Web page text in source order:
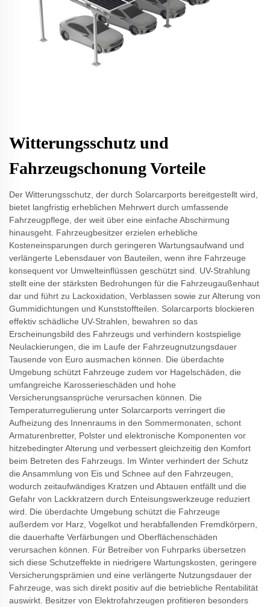
Witterungsschutz und
Fahrzeugschonung Vorteile
Der Witterungsschutz, der durch Solarcarports bereitgestellt wird,
bietet langfristig erheblichen Mehrwert durch umfassende
Fahrzeugpflege, der weit über eine einfache Abschirmung
hinausgeht. Fahrzeugbesitzer erzielen erhebliche
Kosteneinsparungen durch geringeren Wartungsaufwand und
verlängerte Lebensdauer von Bauteilen, wenn ihre Fahrzeuge
konsequent vor Umwelteinflüssen geschützt sind. UV-Strahlung
stellt eine der stärksten Bedrohungen für die Fahrzeugaußenhaut
dar und führt zu Lackoxidation, Verblassen sowie zur Alterung von
Gummidichtungen und Kunststoffteilen. Solarcarports blockieren
effektiv schädliche UV-Strahlen, bewahren so das
Erscheinungsbild des Fahrzeugs und verhindern kostspielige
Neulackierungen, die im Laufe der Fahrzeugnutzungsdauer
Tausende von Euro ausmachen können. Die überdachte
Umgebung schützt Fahrzeuge zudem vor Hagelschäden, die
umfangreiche Karosserieschäden und hohe
Versicherungsansprüche verursachen können. Die
Temperaturregulierung unter Solarcarports verringert die
Aufheizung des Innenraums in den Sommermonaten, schont
Armaturenbretter, Polster und elektronische Komponenten vor
hitzebedingter Alterung und verbessert gleichzeitig den Komfort
beim Betreten des Fahrzeugs. Im Winter verhindert der Schutz
die Ansammlung von Eis und Schnee auf den Fahrzeugen,
wodurch zeitaufwändiges Kratzen und Abtauen entfällt und die
Gefahr von Lackkratzern durch Enteisungswerkzeuge reduziert
wird. Die überdachte Umgebung schützt die Fahrzeuge
außerdem vor Harz, Vogelkot und herabfallenden Fremdkörpern,
die dauerhafte Verfärbungen und Oberflächenschäden
verursachen können. Für Betreiber von Fuhrparks übersetzen
sich diese Schutzeffekte in niedrigere Wartungskosten, geringere
Versicherungsprämien und eine verlängerte Nutzungsdauer der
Fahrzeuge, was sich direkt positiv auf die betriebliche Rentabilität
auswirkt. Besitzer von Elektrofahrzeugen profitieren besonders